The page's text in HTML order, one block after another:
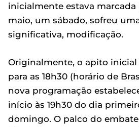
inicialmente estava marcada
maio, um sábado, sofreu
significativa, modificação.
Originalmente, o apito inicial
para as 18h30 (horário de
nova programação
início às 19h30 do dia
domingo. O palco do